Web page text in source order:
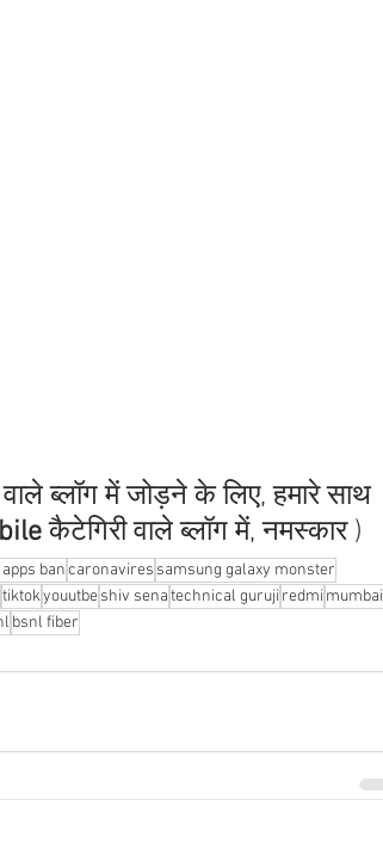
ब्लॉग में जोड़ने के लिए, हमारे साथ
कैटेगिरी वाले ब्लॉग में, नमस्कार )
bancaronavires samsung galaxy monster
tiktokyouutbeshiv senatechnical guruji redmi mumbai
bsnl fiber